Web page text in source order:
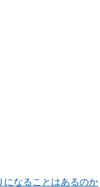
になることはあるのか